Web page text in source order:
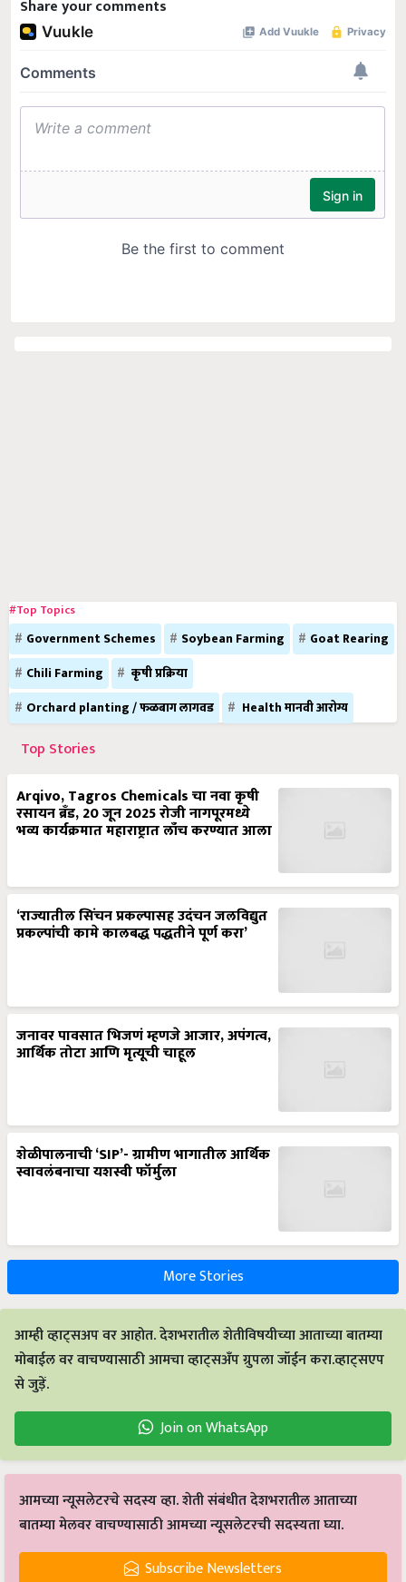
Share your comments
#Top Topics
Government Schemes Soybean Farming
Goat Rearing
Chili Farming
कृषी प्रक्रिया
Orchard planting / फळबाग लागवड
Health मानवी आरोग्य
Top Stories
Arqivo, Tagros Chemicals चा नवा कृषी
रसायन ब्रँड, 20 जून 2025 रोजी नागपूरमध्ये
भव्य कार्यक्रमात महाराष्ट्रात लाँच करण्यात आला
‘राज्यातील सिंचन प्रकल्पासह उदंचन जलविद्युत
प्रकल्पांची कामे कालबद्ध पद्धतीने पूर्ण करा’
जनावर पावसात भिजणं म्हणजे आजार, अपंगत्व,
आर्थिक तोटा आणि मृत्यूची चाहूल
शेळीपालनाची ‘SIP’- ग्रामीण भागातील आर्थिक
स्वावलंबनाचा यशस्वी फॉर्मुला
More Stories
आम्ही व्हाट्सअप वर आहोत. देशभरातील शेतीविषयीच्या आताच्या बातम्या
मोबाईल वर वाचण्यासाठी आमचा व्हाट्सअँप ग्रुपला जॉईन करा.व्हाट्सएप
से जुड़ें.
Join on WhatsApp
आमच्या न्यूसलेटरचे सदस्य व्हा. शेती संबंधीत देशभरातील आताच्या
बातम्या मेलवर वाचण्यासाठी आमच्या न्यूसलेटरची सदस्यता घ्या.
Subscribe Newsletters